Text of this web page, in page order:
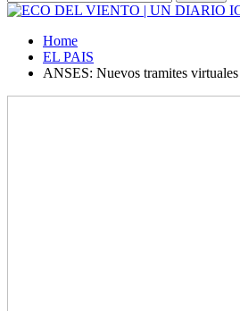
Home
EL PAIS
ANSES: Nuevos tramites virtuales